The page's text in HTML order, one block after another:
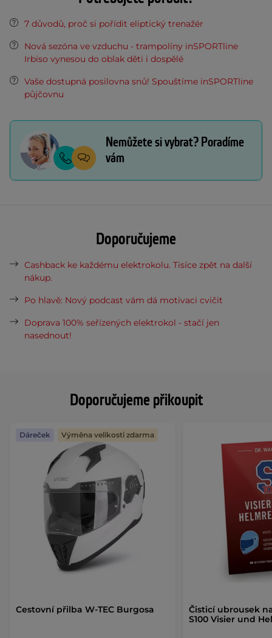
Doporučujeme přikoupit
Cestovní přilba W-TEC Burgosa
Dáreček Výměna velikosti zdarma
Čisticí ubrousek
S100 Visier und
7 důvodů, proč si pořídit eliptický trenažér
Nová sezóna ve vzduchu - trampolíny inSPORTline
Irbiso vynesou do oblak děti i dospělé
Vaše dostupná posilovna snů! Spouštíme inSPORTline
půjčovnu
Nemůžete si vybrat? Poradíme
vám
Doporučujeme
Cashback ke každému elektrokolu. Tisíce zpět na další
nákup.
Po hlavě: Nový podcast vám dá motivaci cvičit
Doprava 100% seřízených elektrokol - stačí jen
nasednout!